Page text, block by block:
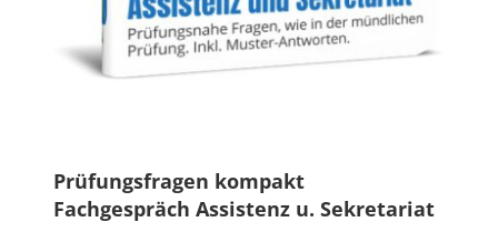
Prüfungsfragen kompakt
Fachgespräch Assistenz u. Sekretariat